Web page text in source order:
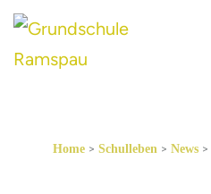
Home > Schulleben > News >